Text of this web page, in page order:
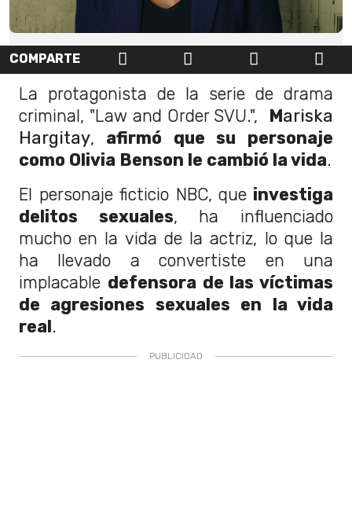
COMPARTE
La protagonista de la serie de drama
criminal, "Law and Order SVU.", Mariska
Hargitay, afirmó que su personaje
como Olivia Benson le cambió la vida.
El personaje ficticio NBC, que investiga
delitos sexuales, ha influenciado
mucho en la vida de la actriz, lo que la
ha llevado a convertiste en una
implacable defensora de las víctimas
de agresiones sexuales en la vida
real.